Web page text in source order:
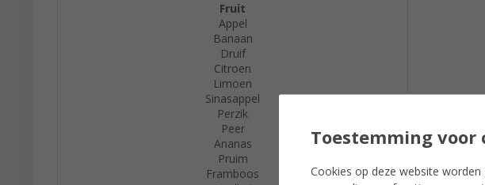
Fruit
Appel
Banaan
Druif
Citroen
Limoen
Sinasappel
Perzik
Peer
Ananas
Pruim
Framboos
Toestemming voor
Cookies op deze website